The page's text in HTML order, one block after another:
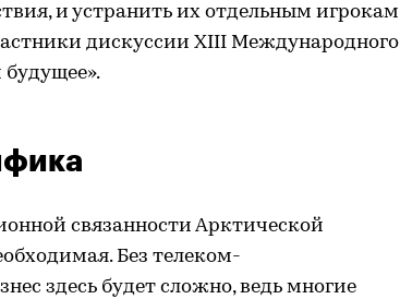
и устранить их отдельным игрокам
дискуссии XIII Международного
связанности Арктической
Без телеком-
здесь будет сложно, ведь многие